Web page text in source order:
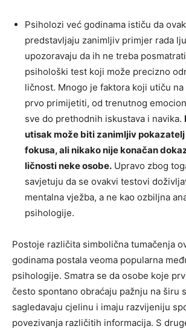
Psiholozi već godinama ističu da
predstavljaju zanimljiv primjer rada
upozoravaju da ih ne treba
psihološki test koji može precizno
ličnost. Mnogo je faktora koji utiču
prvo primijetiti, od trenutnog
sve do prethodnih iskustava i navika.
utisak može biti zanimljiv
fokusa, ali nikako nije konačan
ličnosti neke osobe. Upravo zbog
savjetuju da se ovakvi testovi
mentalna vježba, a ne kao ozbiljna
psihologije.
Postoje različita simbolična tumačenja
godinama postala veoma popularna
psihologije. Smatra se da osobe koje
često spontano obraćaju pažnju na širu
sagledavaju cjelinu i imaju razvijeniju
povezivanja različitih informacija. S